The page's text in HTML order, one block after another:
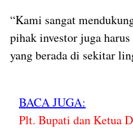
“Kami sangat
pihak investor juga
yang berada di sekitar
BACA JUGA:
Plt. Bupati dan Ketua